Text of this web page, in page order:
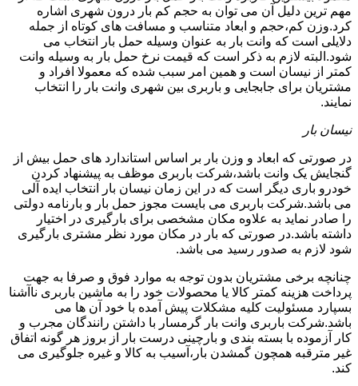
مهم ترین دلیل آن می توان به حجم کم بار درون شهری اشاره
کرد.وزن کم،حجم و ابعاد متناسب و مسافت های کوتاه از جمله
دلایلی است که وانت بار به عنوان وسیله حمل بار انتخاب می
شود.البته لازم به ذکر است که قیمت نرخ حمل بار به وسیله وانت
کمتر از نیسان است و همین امر سبب شده که معمولا افراد و
مشتریان برای جابجایی و باربری بین شهری وانت بار را انتخاب
نمایند.
نیسان بار
در صورتی که ابعاد و وزن بار بر اساس استاندارد های حمل بیش از
گنجایش یک وانت باشد،شرکت باربری موظف به پیشنهاد کردن
خودرو باری دیگر است که در این زمان نیسان بار انتخاب ایده آلی
می باشد.شرکت باربری می بایست مجوز حمل بار و بارنامه دولتی
را صادر نماید به علاوه مکان مشخصی برای بارگیری در اختیار
داشته باشد.در صورتی که بار در مکان مورد نظر مشتری بارگیری
شود لازم به صدور رسید می باشد.
چنانچه برخی مشتریان بدون توجه به موارد فوق و صرفا به جهت
پرداخت هزینه کمتر کالا یا محصولات خود را به ماشین باربری ناآشنا
بسپارد مسئولیت کلیه مشکلات پیش آمده با خود آن ها می
باشد.شرکت باربری وانت بار گرمسار با داشتن رانندگان مجرب و
کار آزموده با بسته بندی و بارچینی درست بار از بروز هر گونه اتفاق
غیر مترقبه همچون گمشدن بار،آسیب به کالا و غیره جلوگیری می
کند.